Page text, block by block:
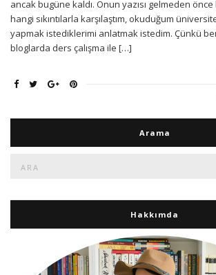
ancak bugüne kaldı. Onun yazısı gelmeden
hangi sıkıntılarla karşılaştım, okuduğum
yapmak istediklerimi anlatmak istedim. Çünkü
bloglarda ders çalışma ile […]
Arama
Hakkımda